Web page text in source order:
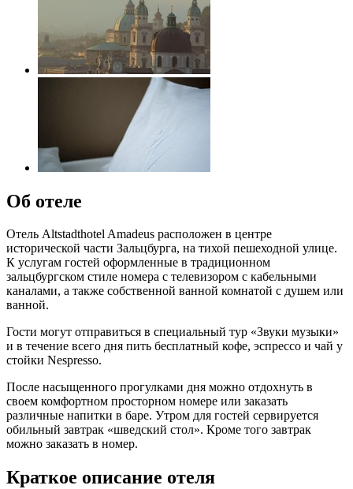
Об отеле
Отель Altstadthotel Amadeus расположен в центре
исторической части Зальцбурга, на тихой пешеходной улице.
К услугам гостей оформленные в традиционном
зальцбургском стиле номера с телевизором с кабельными
каналами, а также собственной ванной комнатой с душем или
ванной.
Гости могут отправиться в специальный тур «Звуки музыки»
и в течение всего дня пить бесплатный кофе, эспрессо и чай у
стойки Nespresso.
После насыщенного прогулками дня можно отдохнуть в
своем комфортном просторном номере или заказать
различные напитки в баре. Утром для гостей сервируется
обильный завтрак «шведский стол». Кроме того завтрак
можно заказать в номер.
Краткое описание отеля